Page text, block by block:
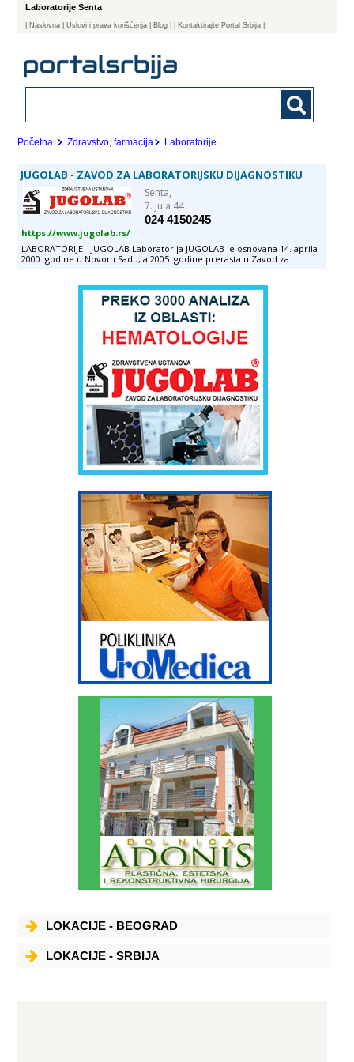
Laboratorije Senta
Naslovna | Uslovi i prava korišćenja Blog | Kontaktirajte Portal Srbija |
Početna Zdravstvo, farmacija Laboratorije
JUGOLAB - ZAVOD ZA LABORATORIJSKU DIJAGNOSTIKU
Senta,
7. jula 44
024 4150245
https://www.jugolab.rs/
LABORATORIJE - JUGOLAB Laboratorija JUGOLAB je osnovana 14. aprila
2000. godine u Novom Sadu, a 2005. godine prerasta u Zavod za
laboratorijsku dijagnostiku, registrovan za vršenje analiza iz oblasti
patohistologije. Danas je JUGOLAB savremena laboratorija koja svojim
radom odgovara najvišim standardima laboratorijske prakse i
zahtevima svojih korisnika. Opremljena modernom tehnologijom, sa
svojim mnogobrojnim stručnim kadrom i iskusnim osobljem, poštujući
načela dobre laboratorijske prakse, JUGOLAB obavlja delatnost na
preko 1600m² i postiže najviše ciljeve u domenu laboratorijske
LOKACIJE - BEOGRAD
LOKACIJE - SRBIJA